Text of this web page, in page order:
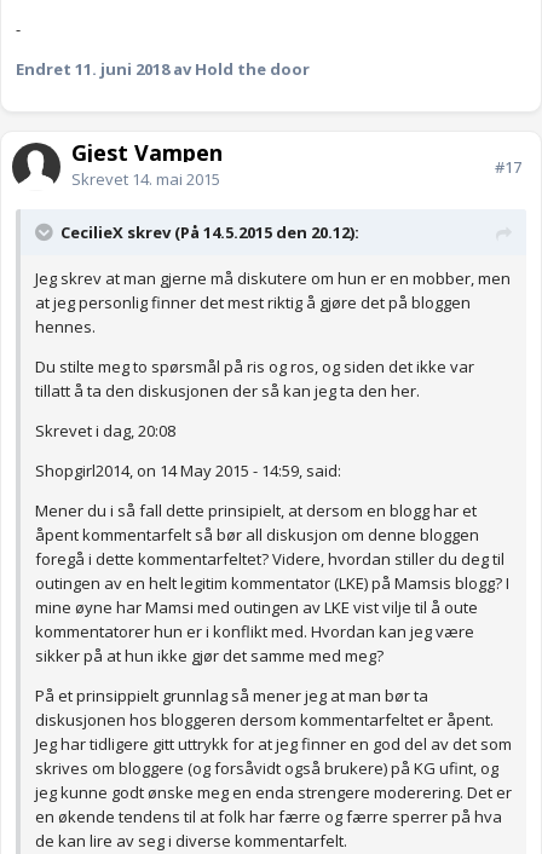
-
Endret 11. juni 2018av Hold the door
Gjest Vampen
Skrevet 14. mai 2015
#17
CecilieX skrev (På 14.5.2015 den 20.12):
Jeg skrev at man gjerne må diskutere om hun er en mobber, men
at jeg personlig finner det mest riktig å gjøre det på bloggen
hennes.
Du stilte meg to spørsmål på ris og ros, og siden det ikke var
tillatt å ta den diskusjonen der så kan jeg ta den her.
Skrevet i dag, 20:08
Shopgirl2014, on 14 May 2015 - 14:59, said:
Mener du i så fall dette prinsipielt, at dersom en blogg har et
åpent kommentarfelt så bør all diskusjon om denne bloggen
foregå i dette kommentarfeltet? Videre, hvordan stiller du deg til
outingen av en helt legitim kommentator (LKE) på Mamsis blogg? I
mine øyne har Mamsi med outingen av LKE vist vilje til å oute
kommentatorer hun er i konflikt med. Hvordan kan jeg være
sikker på at hun ikke gjør det samme med meg?
På et prinsippielt grunnlag så mener jeg at man bør ta
diskusjonen hos bloggeren dersom kommentarfeltet er åpent.
Jeg har tidligere gitt uttrykk for at jeg finner en god del av det som
skrives om bloggere (og forsåvidt også brukere) på KG ufint, og
jeg kunne godt ønske meg en enda strengere moderering. Det er
en økende tendens til at folk har færre og færre sperrer på hva
de kan lire av seg i diverse kommentarfelt.